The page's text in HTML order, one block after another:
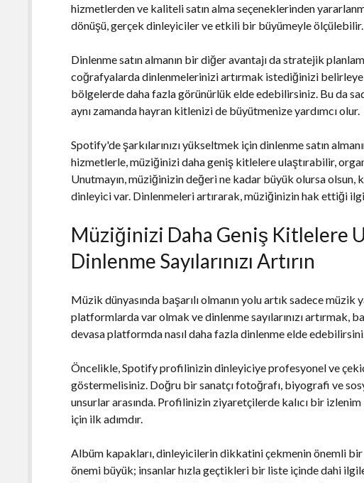
hizmetlerden ve kaliteli satın alma seçeneklerinden
dönüşü, gerçek dinleyiciler ve etkili bir büyümeyle ölçülebilir.
Dinlenme satın almanın bir diğer avantajı da stratejik
coğrafyalarda dinlenmelerinizi artırmak istediğinizi
bölgelerde daha fazla görünürlük elde edebilirsiniz. Bu da
aynı zamanda hayran kitlenizi de büyütmenize yardımcı olur.
Spotify'de şarkılarınızı yükseltmek için dinlenme satın
hizmetlerle, müziğinizi daha geniş kitlelere ulaştırabilir,
Unutmayın, müziğinizin değeri ne kadar büyük olursa
dinleyici var. Dinlenmeleri artırarak, müziğinizin hak ettiği
Müziğinizi Daha Geniş Kitlelere
Dinlenme Sayılarınızı Artırın
Müzik dünyasında başarılı olmanın yolu artık sadece
platformlarda var olmak ve dinlenme sayılarınızı artırmak,
devasa platformda nasıl daha fazla dinlenme elde
Öncelikle, Spotify profilinizin dinleyiciye profesyonel ve
göstermelisiniz. Doğru bir sanatçı fotoğrafı, biyografi ve
unsurlar arasında. Profilinizin ziyaretçilerde kalıcı bir izlenim
için ilk adımdır.
Albüm kapakları, dinleyicilerin dikkatini çekmenin önemli bir
önemi büyük; insanlar hızla geçtikleri bir liste içinde dahi